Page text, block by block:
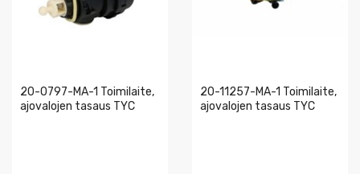
20-0797-MA-1 Toimilaite,
ajovalojen tasaus TYC
20-11257-MA-1 Toimilaite,
ajovalojen tasaus TYC